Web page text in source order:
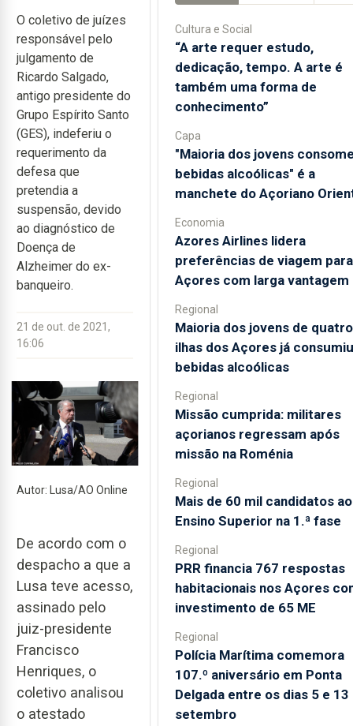
O coletivo de juízes
responsável pelo
julgamento de
Ricardo Salgado,
antigo presidente do
Grupo Espírito Santo
(GES), indeferiu o
requerimento da
defesa que
pretendia a
suspensão, devido
ao diagnóstico de
Doença de
Alzheimer do ex-
banqueiro.
21 de out. de 2021,
16:06
Autor: Lusa/AO Online
De acordo com o
despacho a que a
Lusa teve acesso,
assinado pelo
juiz-presidente
Francisco
Henriques, o
coletivo analisou
o atestado
Cultura e Social
“A arte requer estudo,
dedicação, tempo. A arte é
também uma forma de
conhecimento”
Capa
"Maioria dos jovens
bebidas alcoólicas" é a
manchete do Açoriano
Economia
Azores Airlines lidera
preferências de viagem
Açores com larga vantagem
Regional
Maioria dos jovens de quatro
ilhas dos Açores já consumiu
bebidas alcoólicas
Regional
Missão cumprida: militares
açorianos regressam após
missão na Roménia
Regional
Mais de 60 mil candidatos ao
Ensino Superior na 1.ª fase
Regional
PRR financia 767 respostas
habitacionais nos Açores
investimento de 65 ME
Regional
Polícia Marítima comemora
107.º aniversário em Ponta
Delgada entre os dias 5 e 13
setembro